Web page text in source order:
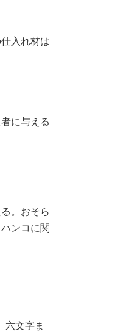
入れ材は
に与える
。おそら
ンコに関
六文字ま